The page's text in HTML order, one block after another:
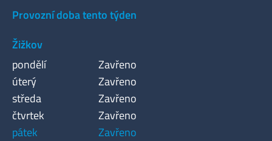
Provozní doba tento týden
Žižkov
pondělí
Zavřeno
úterý
Zavřeno
středa
Zavřeno
čtvrtek
Zavřeno
pátek
Zavřeno